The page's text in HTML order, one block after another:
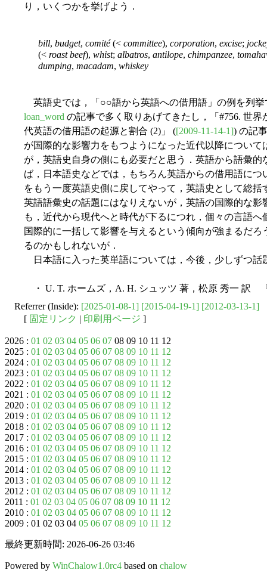
り，いくつかを挙げよう．
bill, budget, comité(< committee), corporation, excise;
(< roast beef), whist; albatros, antilope, chimpanzee,
dumping, macadam, whiskey
英語史では，「○○語から英語への借用語」の例を列
loan_word の記事で多く取りあげてきたし，「#756. 世界
代英語の借用語の起源と割合 (2)」 ([2009-11-14-1]) の記
が国際的な影響力をもつようになった近代以降につい
が，英語史自身の側にも必要だと思う．英語から語彙
ば，日本語史などでは，もちろん英語からの借用語に
をもう一度英語史側に戻してやって，英語史として総
英語語彙史の話題にはなりえないが，英語の国際的な
も，近代から現代へと時代が下るにつれ，個々の言語
国際的に一括して影響を与えるという傾向が強まるだ
るのかもしれないが．
日本語に入った英単語については，今後，少しずつ話
・ U. T. ホームズ，A. H. シュッツ 著，松原 秀一 訳
Referrer (Inside): [2025-01-08-1] [2015-04-19-1] [2012-03-13-1]
[ 固定リンク | 印刷用ページ ]
2026 : 01 02 03 04 05 06 07 08 09 10 11 12
2025 : 01 02 03 04 05 06 07 08 09 10 11 12
2024 : 01 02 03 04 05 06 07 08 09 10 11 12
2023 : 01 02 03 04 05 06 07 08 09 10 11 12
2022 : 01 02 03 04 05 06 07 08 09 10 11 12
2021 : 01 02 03 04 05 06 07 08 09 10 11 12
2020 : 01 02 03 04 05 06 07 08 09 10 11 12
2019 : 01 02 03 04 05 06 07 08 09 10 11 12
2018 : 01 02 03 04 05 06 07 08 09 10 11 12
2017 : 01 02 03 04 05 06 07 08 09 10 11 12
2016 : 01 02 03 04 05 06 07 08 09 10 11 12
2015 : 01 02 03 04 05 06 07 08 09 10 11 12
2014 : 01 02 03 04 05 06 07 08 09 10 11 12
2013 : 01 02 03 04 05 06 07 08 09 10 11 12
2012 : 01 02 03 04 05 06 07 08 09 10 11 12
2011 : 01 02 03 04 05 06 07 08 09 10 11 12
2010 : 01 02 03 04 05 06 07 08 09 10 11 12
2009 : 01 02 03 04 05 06 07 08 09 10 11 12
最終更新時間: 2026-06-26 03:46
Powered by WinChalow1.0rc4 based on chalow